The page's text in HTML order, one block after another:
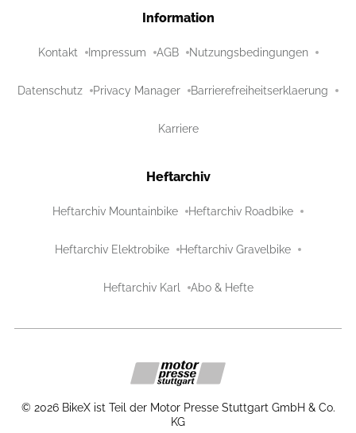
Information
Kontakt Impressum AGB Nutzungsbedingungen
Datenschutz Privacy Manager Barrierefreiheitserklaerung
Karriere
Heftarchiv
Heftarchiv Mountainbike Heftarchiv Roadbike
Heftarchiv Elektrobike Heftarchiv Gravelbike
Heftarchiv Karl Abo & Hefte
© 2026 BikeX ist Teil der Motor Presse Stuttgart GmbH & Co.
KG